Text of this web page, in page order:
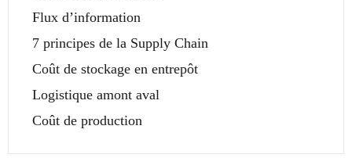
Flux d’information
7 principes de la Supply Chain
Coût de stockage en entrepôt
Logistique amont aval
Coût de production